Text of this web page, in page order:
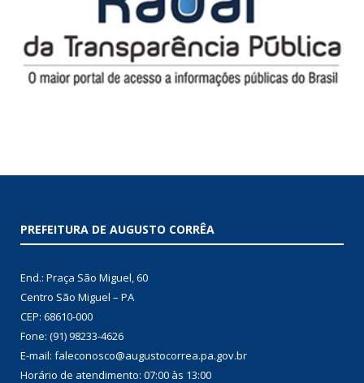
PREFEITURA DE AUGUSTO CORRÊA
End.: Praça São Miguel, 60
Centro São Miguel – PA
CEP: 68610-000
Fone: (91) 98233-4626
E-mail: faleconosco@augustocorrea.pa.gov.br
Horário de atendimento: 07:00 às 13:00